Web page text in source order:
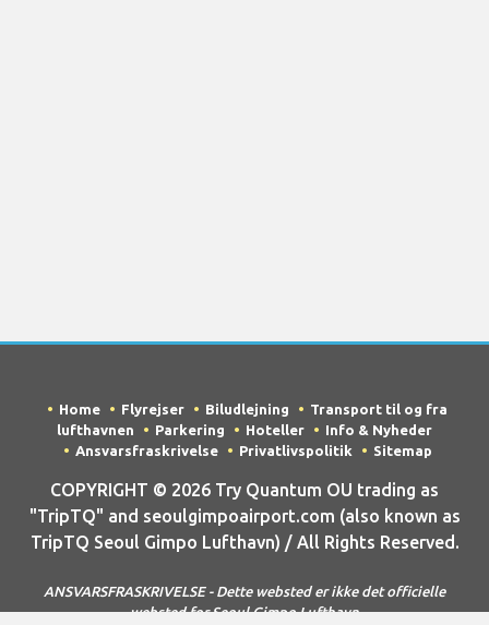
Home Flyrejser Biludlejning
Transport til og fra
lufthavnen
Parkering Hoteller
Info & Nyheder
Ansvarsfraskrivelse
Privatlivspolitik Sitemap
COPYRIGHT © 2026 Try Quantum OU trading as
"TripTQ" and seoulgimpoairport.com (also known as
TripTQ Seoul Gimpo Lufthavn) / All Rights Reserved.
ANSVARSFRASKRIVELSE - Dette websted er ikke det officielle
websted for Seoul Gimpo Lufthavn